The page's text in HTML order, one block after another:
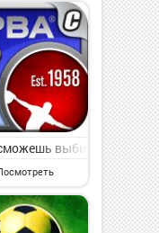
своей жизни.
выбить все